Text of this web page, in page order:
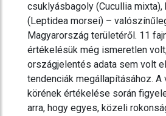
csuklyásbagoly (Cucullia
(Leptidea morsei) –
Magyarország területéről. 11
értékelésük még ismeretlen
országjelentés adata sem volt
tendenciák megállapításához.
körének értékelése során
arra, hogy egyes, közeli